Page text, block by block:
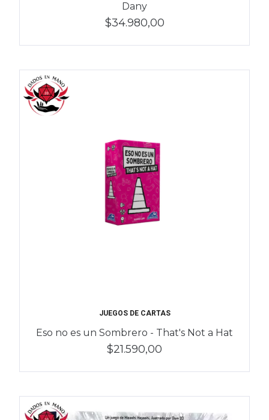
Dany
$34.980,00
JUEGOS DE CARTAS
Eso no es un Sombrero - That's Not a Hat
$21.590,00